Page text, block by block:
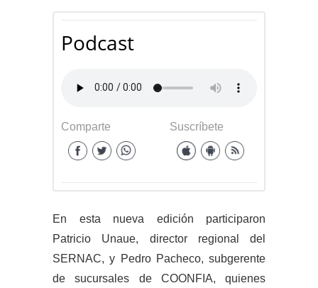
Podcast
Comparte Suscríbete
En esta nueva edición participaron
Patricio Unaue, director regional del
SERNAC, y Pedro Pacheco, subgerente
de sucursales de COONFIA, quienes